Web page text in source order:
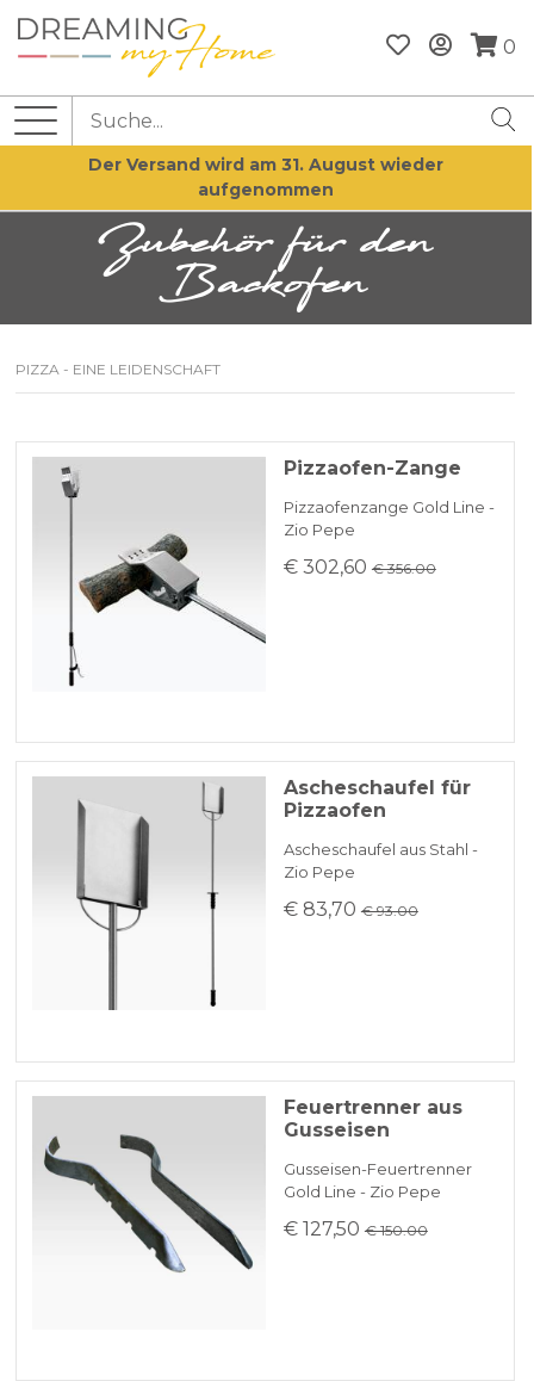
0
Der Versand wird am 31. August wieder
aufgenommen
Zubehör für den
Backofen
PIZZA - EINE LEIDENSCHAFT
Pizzaofen-Zange
Pizzaofenzange Gold Line -
Zio Pepe
€ 302,60 € 356.00
Ascheschaufel für
Pizzaofen
Ascheschaufel aus Stahl -
Zio Pepe
€ 83,70 € 93.00
Feuertrenner aus
Gusseisen
Gusseisen-Feuertrenner
Gold Line - Zio Pepe
€ 127,50 € 150.00